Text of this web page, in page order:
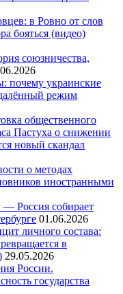
в Ровно от слов
бояться (видео)
союзничества,
почему украинские
режим
общественного
Пастуха о снижении
новый скандал
о методах
иностранными
Россия собирает
01.06.2026
личного состава:
в
29.05.2026
России.
государства